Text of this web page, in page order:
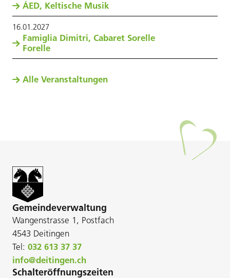
ÁED, Keltische Musik
16.01.2027
Famiglia Dimitri, Cabaret Sorelle
Forelle
Alle Veranstaltungen
Gemeindeverwaltung
Wangenstrasse 1, Postfach
4543 Deitingen
Tel: 032 613 37 37
info@deitingen.ch
Schalteröffnungszeiten